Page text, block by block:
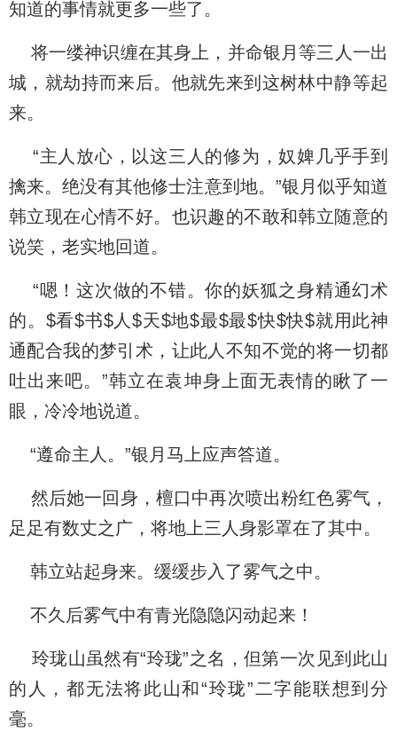
知道的事情就更多一些了。
将一缕神识缠在其身上，并命银月等三人一出
城，就劫持而来后。他就先来到这树林中静等起
来。
“主人放心，以这三人的修为，奴婢几乎手到
擒来。绝没有其他修士注意到地。”银月似乎知道
韩立现在心情不好。也识趣的不敢和韩立随意的
说笑，老实地回道。
“嗯！这次做的不错。你的妖狐之身精通幻术
的。$看$书$人$天$地$最$最$快$快$就用此神
通配合我的梦引术，让此人不知不觉的将一切都
吐出来吧。”韩立在袁坤身上面无表情的瞅了一
眼，冷冷地说道。
“遵命主人。”银月马上应声答道。
然后她一回身，檀口中再次喷出粉红色雾气，
足足有数丈之广，将地上三人身影罩在了其中。
韩立站起身来。缓缓步入了雾气之中。
不久后雾气中有青光隐隐闪动起来！
玲珑山虽然有“玲珑”之名，但第一次见到此山
的人，都无法将此山和“玲珑”二字能联想到分
毫。